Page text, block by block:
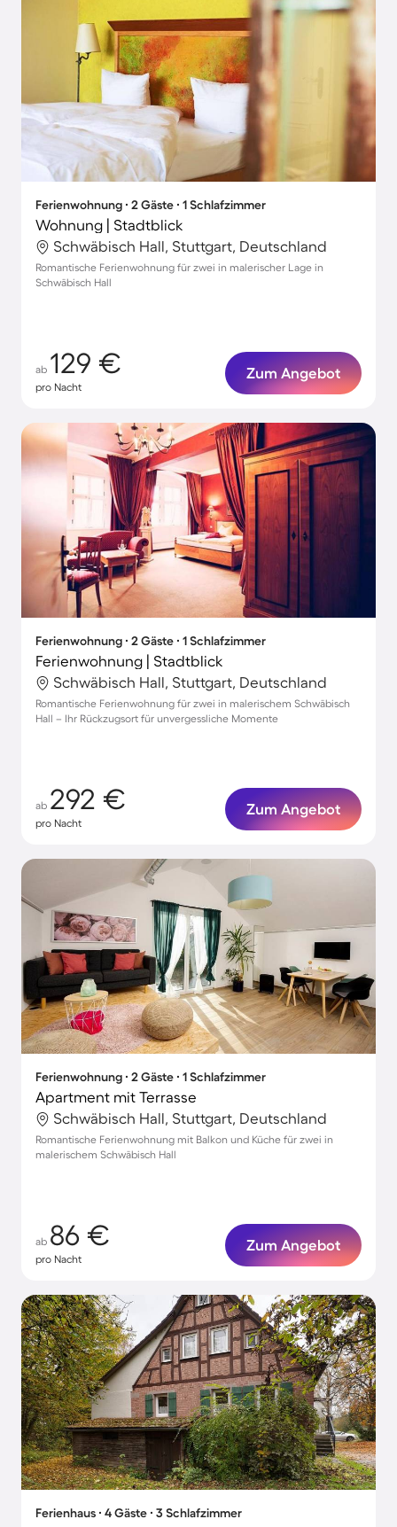
Ferienwohnung ∙ 2 Gäste ∙ 1 Schlafzimmer
Wohnung | Stadtblick
Schwäbisch Hall, Stuttgart, Deutschland
Romantische Ferienwohnung für zwei in malerischer Lage in
Schwäbisch Hall
ab 129 €
pro Nacht
Zum Angebot
Ferienwohnung ∙ 2 Gäste ∙ 1 Schlafzimmer
Ferienwohnung | Stadtblick
Schwäbisch Hall, Stuttgart, Deutschland
Romantische Ferienwohnung für zwei in malerischem Schwäbisch
Hall – Ihr Rückzugsort für unvergessliche Momente
ab 292 €
pro Nacht
Zum Angebot
Ferienwohnung ∙ 2 Gäste ∙ 1 Schlafzimmer
Apartment mit Terrasse
Schwäbisch Hall, Stuttgart, Deutschland
Romantische Ferienwohnung mit Balkon und Küche für zwei in
malerischem Schwäbisch Hall
ab 86 €
pro Nacht
Zum Angebot
Ferienhaus ∙ 4 Gäste ∙ 3 Schlafzimmer